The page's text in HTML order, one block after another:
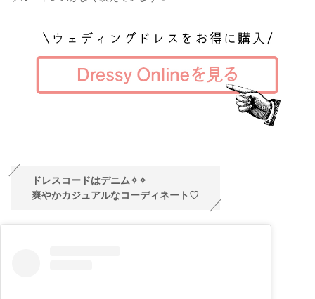
ドレスコードはデニム✧✧
爽やかカジュアルなコーディネート♡